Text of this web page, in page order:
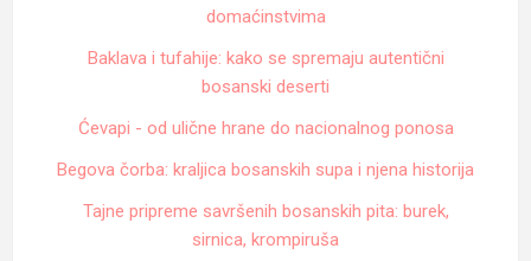
domaćinstvima
Baklava i tufahije: kako se spremaju autentični
bosanski deserti
Ćevapi - od ulične hrane do nacionalnog ponosa
Begova čorba: kraljica bosanskih supa i njena historija
Tajne pripreme savršenih bosanskih pita: burek,
sirnica, krompiruša